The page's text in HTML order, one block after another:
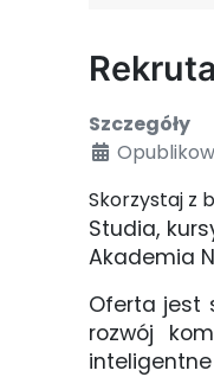
Szczegóły
Skorzystaj z
Studia,
Akademia
Oferta jest
rozwój